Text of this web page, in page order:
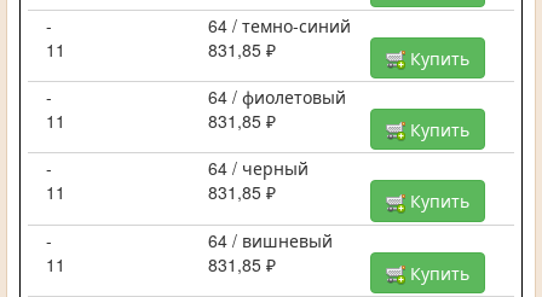
-
64 / темно-синий
11
831,85 ₽
Купить
-
64 / фиолетовый
11
831,85 ₽
Купить
-
64 / черный
11
831,85 ₽
Купить
-
64 / вишневый
11
831,85 ₽
Купить